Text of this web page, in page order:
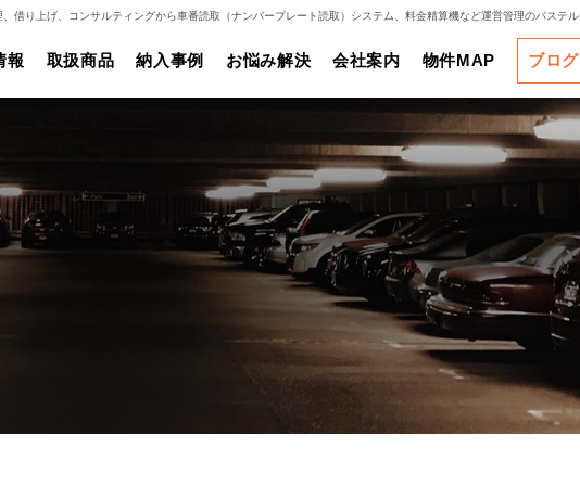
借り上げ、コンサルティングから車番読取（ナンバープレート読取）システム、料金精算機など運営管理のパステル
報 取扱商品 納入事例 お悩み解決 会社案内 物件MAP ブログ